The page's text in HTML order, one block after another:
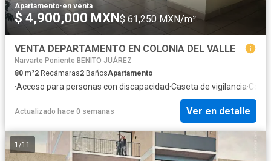
Apartamento·en venta
$ 4,900,000 MXN$ 61,250 MXN/m²
VENTA DEPARTAMENTO EN COLONIA DEL VALLE
Narvarte Poniente BENITO JUÁREZ
80 m²2 Recámaras2 BañosApartamento
·Acceso para personas con discapacidad·Caseta de vigilancia·
Actualizado hace 0 semanas Ver en detalle
1 /11